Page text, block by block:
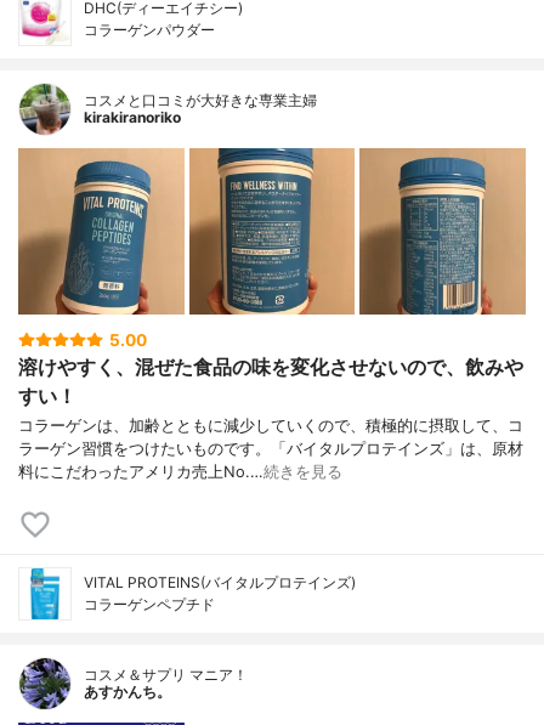
DHC(ディーエイチシー)
コラーゲンパウダー
コスメと口コミが大好きな専業主婦
kirakiranoriko
5.00
溶けやすく、混ぜた食品の味を変化させないので、飲みや
すい！
コラーゲンは、加齢とともに減少していくので、積極的に摂取して、コ
ラーゲン習慣をつけたいものです。「バイタルプロテインズ」は、原材
料にこだわったアメリカ売上No.…続きを見る
VITAL PROTEINS(バイタルプロテインズ)
コラーゲンペプチド
コスメ＆サプリ マニア！
あすかんち。